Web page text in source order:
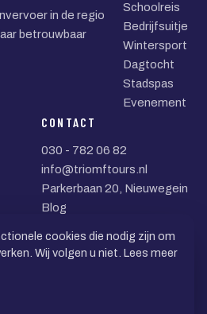
in de regio
betrouwbaar
Schoolreis
Bedrijfsuitje
Wintersport
Dagtocht
Stadspas
Evenement
CONTACT
030 - 782 06 82
info@triomftours.nl
Parkerbaan 20, Nieuwegein
Blog
cookies die nodig zijn om
Wij volgen u niet. Lees meer